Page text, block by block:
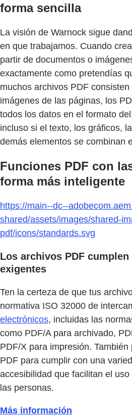
forma sencilla
La visión de Warnock sigue
en que trabajamos. Cuando
partir de documentos o
exactamente como pretendías
muchos archivos PDF
imágenes de las páginas, los
todos los datos en el formato
incluso si el texto, los gráficos,
demás elementos se combinan
Funciones PDF con
forma más inteligente
https://main--dc--
shared/assets/images/shared-
pdf/icons/standards.svg
Los archivos PDF cumplen
exigentes
Ten la certeza de que tus
normativa ISO 32000 de
electrónicos, incluidas las
como PDF/A para archivado,
PDF/X para impresión.
PDF para cumplir con una
accesibilidad que facilitan el
las personas.
Más información